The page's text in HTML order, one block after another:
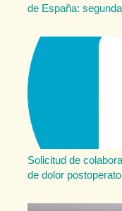
de España:
Solicitud de
de dolor